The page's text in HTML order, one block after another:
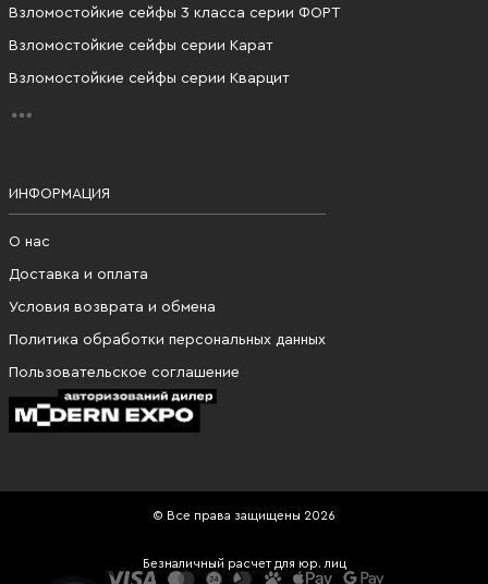
Взломостойкие сейфы 3 класса серии ФОРТ
Взломостойкие сейфы серии Карат
Взломостойкие сейфы серии Кварцит
ИНФОРМАЦИЯ
О нас
Доставка и оплата
Условия возврата и обмена
Политика обработки персональных данных
Пользовательское соглашение
© Все права защищены 2026
Безналичный расчет для юр. лиц